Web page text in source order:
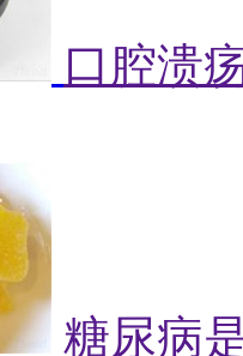
口腔溃
糖尿病